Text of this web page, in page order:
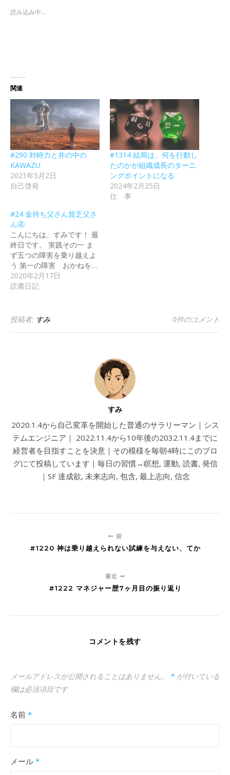
読み込み中...
関連
#290 対峙力と井の中の
KAWAZU
2021年5月2日
自己啓発
#1314 結局は、何を行動し
たのかが組織成長のターニ
ングポイントになる
2024年2月25日
仕 事
#24 金持ち父さん貧乏父さ
ん④
こんにちは、すみです！ 最
終日です。 実践その一 ま
ず五つの障害を乗り越えよ
う 第一の障害 おかねを…
2020年2月17日
読書日記
投稿者: すみ 0件のコメント
すみ
2020.1.4から自己変革を開始した普通のサラリーマン｜シス
テムエンジニア｜ 2022.11.4から10年後の2032.11.4までに
経営者を目指すことを決意｜その模様を毎朝4時にこのブロ
グにて投稿しています｜毎日の習慣→瞑想, 運動, 読書, 発信
｜SF 達成欲, 未来志向, 包含, 最上志向, 信念
前
#1220 神は乗り越えられない試練を与えない、てか
最近
#1222 マネジャー歴7ヶ月目の振り返り
コメントを残す
メールアドレスが公開されることはありません。 * が付いている
欄は必須項目です
名前 *
メール *